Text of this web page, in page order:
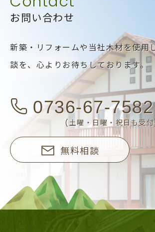
お問い合わせ
新築・リフォームや当社木材を使用
談を、 心よりお待ちしております。
0736-67-7582
(土曜・日曜・祝日も受
無料相談